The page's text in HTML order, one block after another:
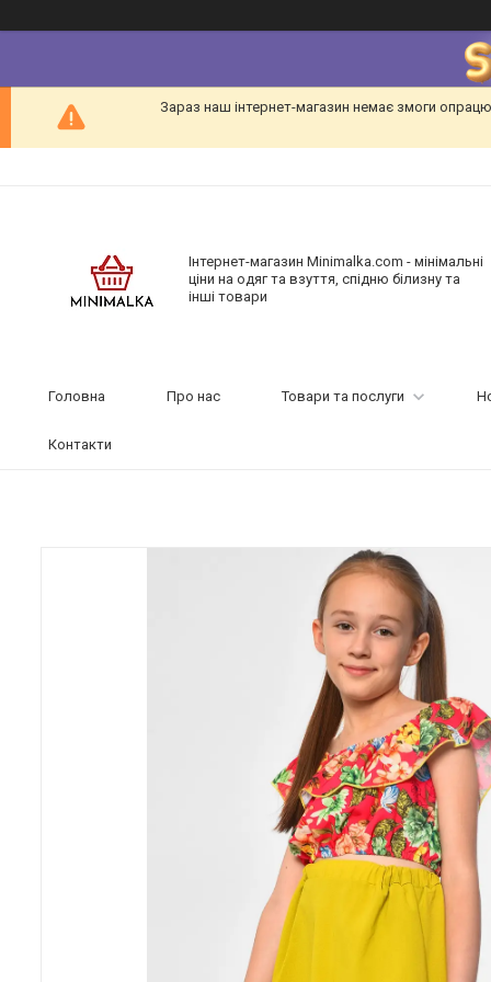
Зараз наш інтернет-магазин немає змоги
Інтернет-магазин Minimalka.com - мінімальні
ціни на одяг та взуття, спідню білизну та
інші товари
Головна Про нас Товари та послуги
Контакти